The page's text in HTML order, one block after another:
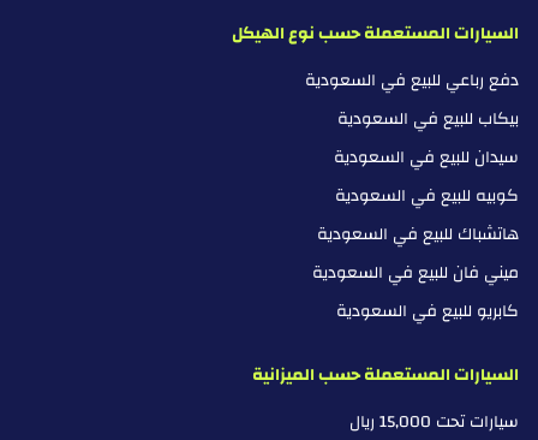
السيارات المستعملة حسب نوع الهيكل
دفع رباعي للبيع في السعودية
بيكاب للبيع في السعودية
سيدان للبيع في السعودية
كوبيه للبيع في السعودية
هاتشباك للبيع في السعودية
ميني فان للبيع في السعودية
كابريو للبيع في السعودية
السيارات المستعملة حسب الميزانية
سيارات تحت 15,000 ريال